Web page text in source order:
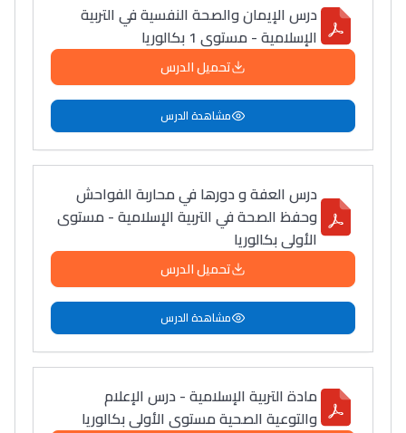
مسار عبد العزيز فتيشي،
المبدع فمجال الديكور و
النحت اللي كيحلم يحيي
أكادير أوفلا
سقطت فالباك و سنة
2011 بدّلاتني بزّاف، مسار
فمنظّمة دولية
مهنة التّرجمة، العمل
التّطوّعي، التّشبيك و
أشياء أخرى مع مامودو
سامورا
بطلة المغرب فالقفز
الطولي، ملاك البردع
كتحكي على تجربتها
فالرّياضة و الدّراسة
درس الإيمان والصحة النفسية في التربية
الإسلامية - مستوى 1 بكالوريا
تحميل الدرس
مشاهدة الدرس
درس العفة و دورها في محاربة الفواحش
وحفظ الصحة في التربية الإسلامية - مستوى
الأولى بكالوريا
تحميل الدرس
مشاهدة الدرس
مادة التربية الإسلامية - درس الإعلام
والتوعية الصحية مستوى الأولى بكالوريا